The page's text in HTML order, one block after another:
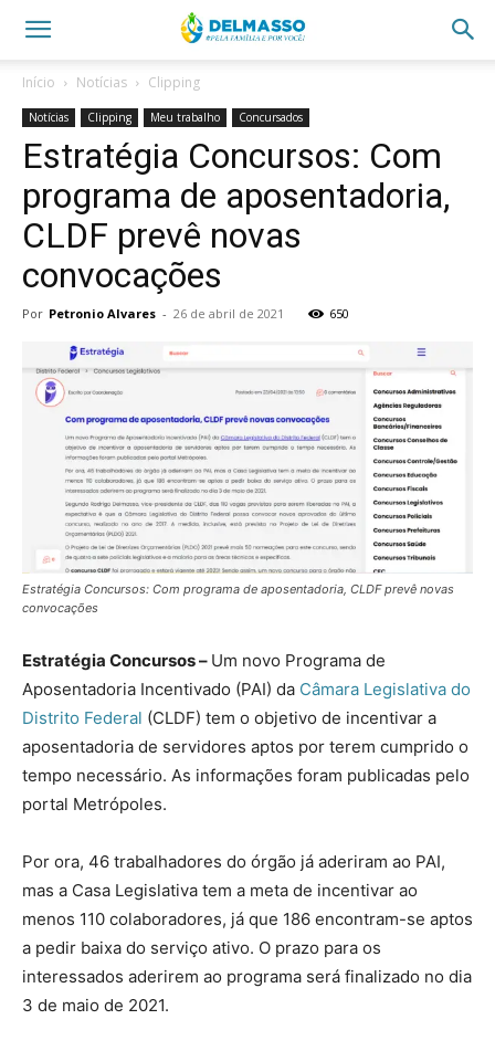
Início Notícias Clipping
Notícias Clipping Meu trabalho Concursados
Estratégia Concursos: Com
programa de aposentadoria,
CLDF prevê novas
convocações
Por Petronio Alvares - 26 de abril de 2021 650
Estratégia Concursos: Com programa de aposentadoria, CLDF prevê novas
convocações
Estratégia Concursos – Um novo Programa de
Aposentadoria Incentivado (PAI) da Câmara Legislativa do
Distrito Federal (CLDF) tem o objetivo de incentivar a
aposentadoria de servidores aptos por terem cumprido o
tempo necessário. As informações foram publicadas pelo
portal Metrópoles.
Por ora, 46 trabalhadores do órgão já aderiram ao PAI,
mas a Casa Legislativa tem a meta de incentivar ao
menos 110 colaboradores, já que 186 encontram-se aptos
a pedir baixa do serviço ativo. O prazo para os
interessados aderirem ao programa será finalizado no dia
3 de maio de 2021.